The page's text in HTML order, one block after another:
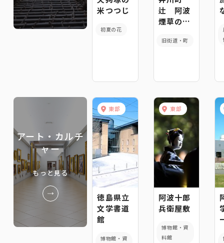
米つつじ
初夏の花
辻 阿波
煙草の道
旧街道・町
アート・カルチ
ャー
もっと見る
東部
徳島県立
文学書道
館
博物館・資
東部
阿波十郎
兵衛屋敷
博物館・資
料館